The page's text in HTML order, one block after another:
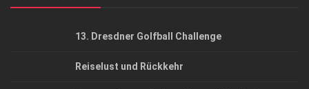
13. Dresdner Golfball Challenge
Reiselust und Rückkehr